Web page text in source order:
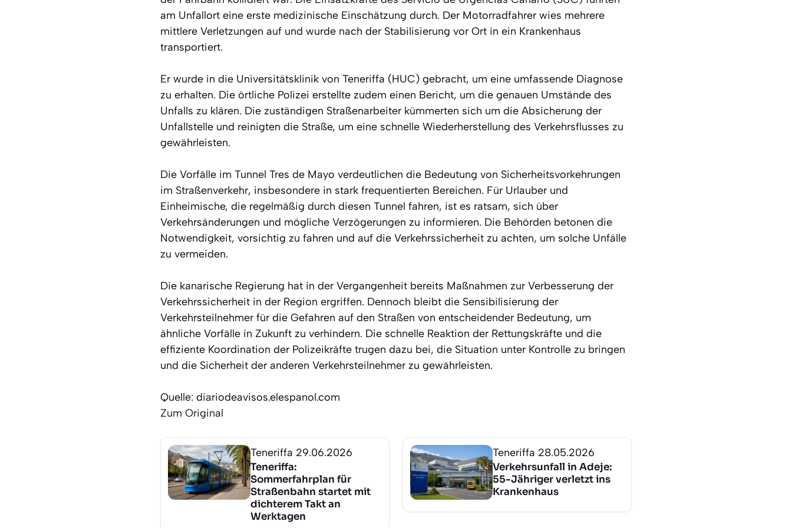
am Unfallort eine erste medizinische Einschätzung durch. Der Motorradfahrer wies mehrere
mittlere Verletzungen auf und wurde nach der Stabilisierung vor Ort in ein Krankenhaus
transportiert.
Er wurde in die Universitätsklinik von Teneriffa (HUC) gebracht, um eine umfassende Diagnose
zu erhalten. Die örtliche Polizei erstellte zudem einen Bericht, um die genauen Umstände des
Unfalls zu klären. Die zuständigen Straßenarbeiter kümmerten sich um die Absicherung der
Unfallstelle und reinigten die Straße, um eine schnelle Wiederherstellung des Verkehrsflusses zu
gewährleisten.
Die Vorfälle im Tunnel Tres de Mayo verdeutlichen die Bedeutung von Sicherheitsvorkehrungen
im Straßenverkehr, insbesondere in stark frequentierten Bereichen. Für Urlauber und
Einheimische, die regelmäßig durch diesen Tunnel fahren, ist es ratsam, sich über
Verkehrsänderungen und mögliche Verzögerungen zu informieren. Die Behörden betonen die
Notwendigkeit, vorsichtig zu fahren und auf die Verkehrssicherheit zu achten, um solche Unfälle
zu vermeiden.
Die kanarische Regierung hat in der Vergangenheit bereits Maßnahmen zur Verbesserung der
Verkehrssicherheit in der Region ergriffen. Dennoch bleibt die Sensibilisierung der
Verkehrsteilnehmer für die Gefahren auf den Straßen von entscheidender Bedeutung, um
ähnliche Vorfälle in Zukunft zu verhindern. Die schnelle Reaktion der Rettungskräfte und die
effiziente Koordination der Polizeikräfte trugen dazu bei, die Situation unter Kontrolle zu bringen
und die Sicherheit der anderen Verkehrsteilnehmer zu gewährleisten.
Quelle: diariodeavisos.elespanol.com
Zum Original
Teneriffa 29.06.2026
Teneriffa:
Sommerfahrplan für
Straßenbahn startet mit
dichterem Takt an
Werktagen
Teneriffa 28.05.2026
Verkehrsunfall in Adeje:
55-Jähriger verletzt ins
Krankenhaus